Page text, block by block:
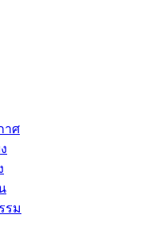
าศ
รม